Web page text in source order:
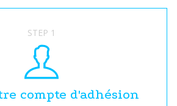
STEP 1
compte d'adhésion